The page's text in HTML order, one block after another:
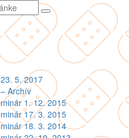
5. 2017
Archív
1. 12. 2015
17. 3. 2015
18. 3. 2014